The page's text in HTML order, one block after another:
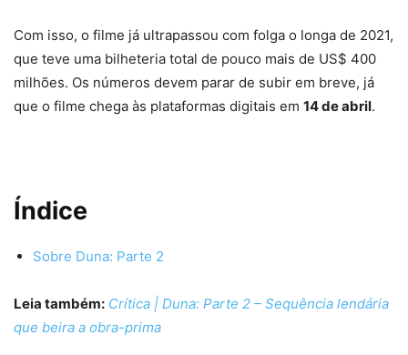
Com isso, o filme já ultrapassou com folga o longa de 2021,
que teve uma bilheteria total de pouco mais de US$ 400
milhões. Os números devem parar de subir em breve, já
que o filme chega às plataformas digitais em 14 de abril.
Índice
Sobre Duna: Parte 2
Leia também: Crítica | Duna: Parte 2 – Sequência lendária
que beira a obra-prima